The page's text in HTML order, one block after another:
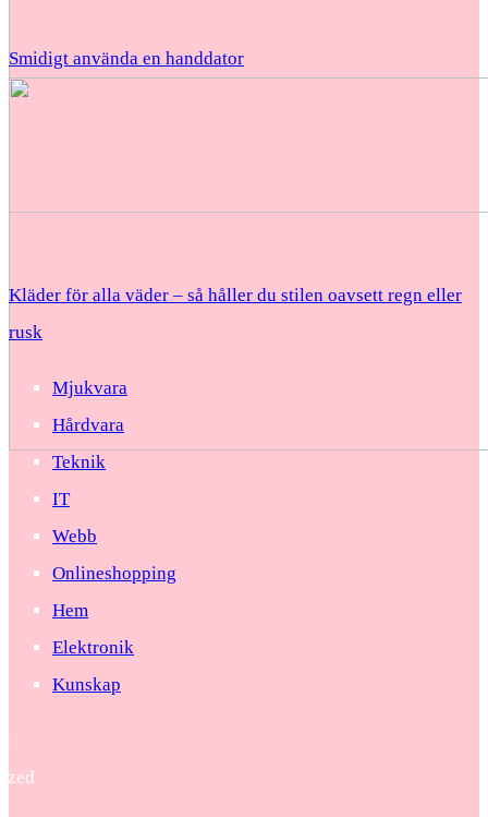
Smidigt använda en handdator
Kläder för alla väder – så håller du stilen oavsett regn eller
rusk
Mjukvara
Hårdvara
Teknik
IT
Webb
Onlineshopping
Hem
Elektronik
Kunskap